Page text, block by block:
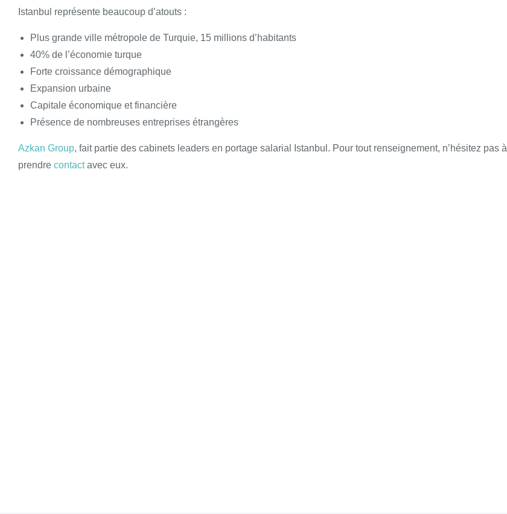
Istanbul représente beaucoup d’atouts :
Plus grande ville métropole de Turquie, 15 millions d’habitants
40% de l’économie turque
Forte croissance démographique
Expansion urbaine
Capitale économique et financière
Présence de nombreuses entreprises étrangères
Azkan Group, fait partie des cabinets leaders en portage salarial Istanbul. Pour tout renseignement, n’hésitez pas à
prendre contactavec eux.